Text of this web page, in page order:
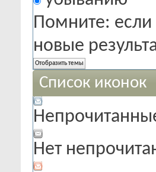
Помните:
новые
Список иконок
Нет